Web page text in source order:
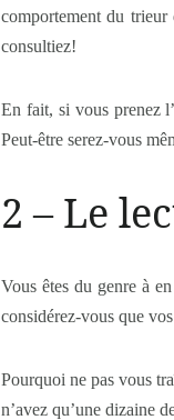
comportement du trieur
consultiez!
En fait, si vous prenez
Peut-être serez-vous
2 – Le
Vous êtes du genre à
considérez-vous que
Pourquoi ne pas vous
n’avez qu’une dizaine